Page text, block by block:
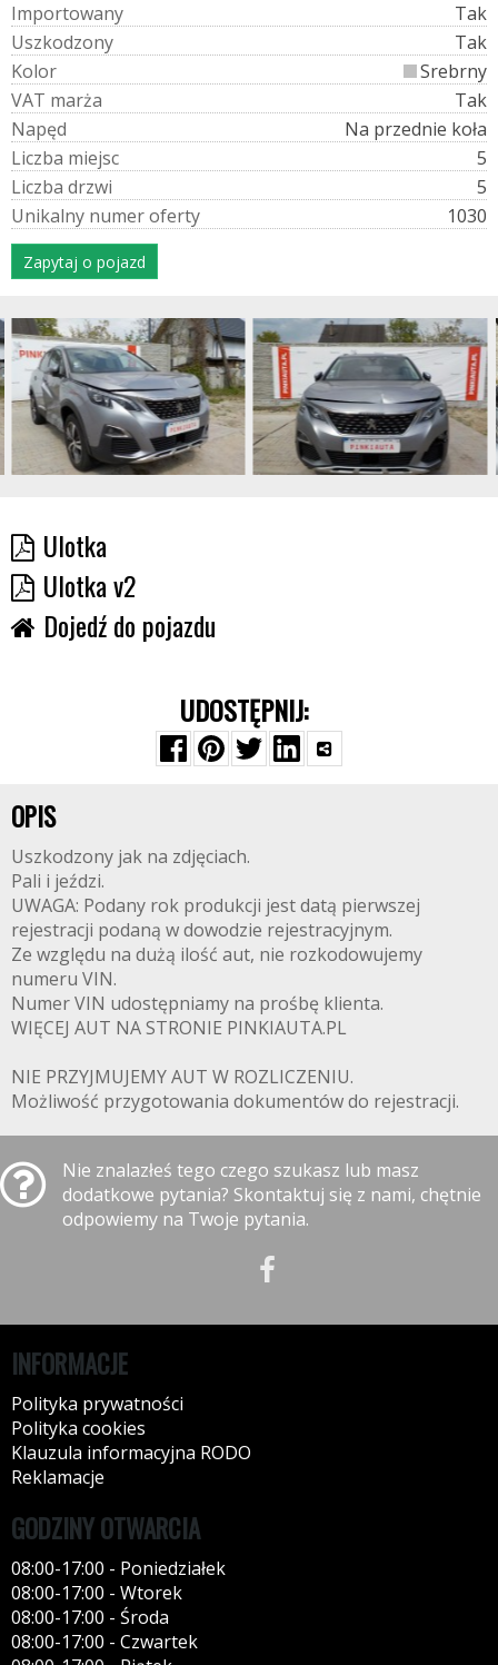
Importowany
Tak
Uszkodzony
Tak
Kolor
Srebrny
VAT marża
Tak
Napęd
Na przednie koła
Liczba miejsc
5
Liczba drzwi
5
Unikalny numeroferty 1030
Zapytaj o pojazd
Ulotka
Ulotka v2
Dojedź do pojazdu
UDOSTĘPNIJ:
OPIS
Uszkodzony jak na zdjęciach.
Pali i jeździ.
UWAGA: Podany rok produkcji jest datą pierwszej
rejestracji podaną w dowodzie rejestracyjnym.
Ze względu na dużą ilość aut, nie rozkodowujemy
numeru VIN.
Numer VIN udostępniamy na prośbę klienta.
WIĘCEJ AUT NA STRONIE PINKIAUTA.PL
NIE PRZYJMUJEMY AUT W ROZLICZENIU.
Możliwość przygotowania dokumentów do rejestracji.
Nie znalazłeś tego czego szukasz lub masz
dodatkowe pytania? Skontaktuj się z nami, chętnie
odpowiemy na Twoje pytania.
INFORMACJE
Polityka prywatności
Polityka cookies
Klauzula informacyjna RODO
Reklamacje
GODZINY OTWARCIA
08:00-17:00 - Poniedziałek
08:00-17:00 - Wtorek
08:00-17:00 - Środa
08:00-17:00 - Czwartek